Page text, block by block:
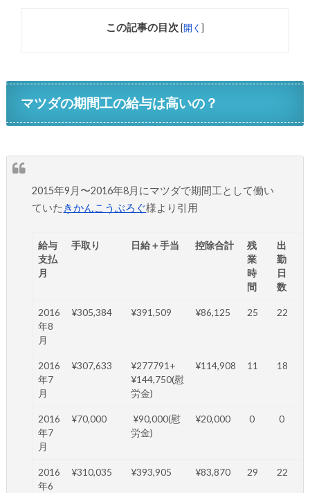
この記事の目次 [開く ]
マツダの期間工の給与は高いの？
2015年9月〜2016年8月にマツダで期間工として働い
ていた きかんこうぶろぐ様より引用
給与
支払
月
手取り 日給＋手当 控除合計
残
業
時
間
出
勤
日
数
2016
年8
月
¥305,384 ¥391,509 ¥86,125 25 22
2016
年7
月
¥307,633
¥277791+
¥144,750(慰
労金)
¥114,908 11 18
2016
年7
月
¥70,000
¥90,000(慰
労金)
¥20,000 0 0
2016
年6
¥310,035 ¥393,905 ¥83,870 29 22